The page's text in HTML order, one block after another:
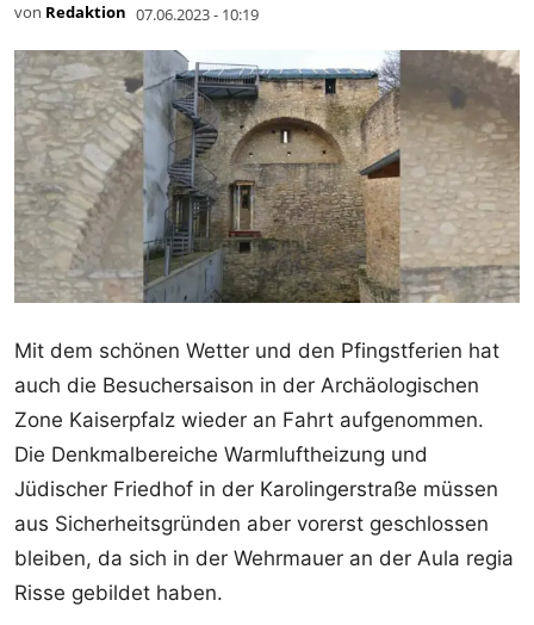
von Redaktion 07.06.2023 - 10:19
Mit dem schönen Wetter und den Pfingstferien hat
auch die Besuchersaison in der Archäologischen
Zone Kaiserpfalz wieder an Fahrt aufgenommen.
Die Denkmalbereiche Warmluftheizung und
Jüdischer Friedhof in der Karolingerstraße müssen
aus Sicherheitsgründen aber vorerst geschlossen
bleiben, da sich in der Wehrmauer an der Aula regia
Risse gebildet haben.